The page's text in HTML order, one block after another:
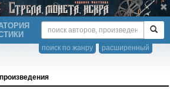
расширенный
поиск по жанру